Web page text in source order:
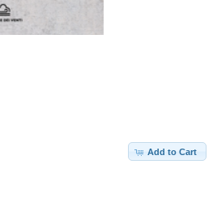
Add to Cart